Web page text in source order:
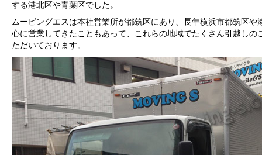
する港北区や青葉区でした。
ムービングエスは本社営業所が都筑区にあり、長年横浜市都筑区や
心に営業してきたこともあって、これらの地域でたくさん引越しの
ただいております。